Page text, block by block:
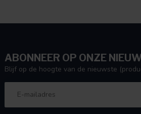
ABONNEER OP ONZE
Blijf op de hoogte van de nieuwste